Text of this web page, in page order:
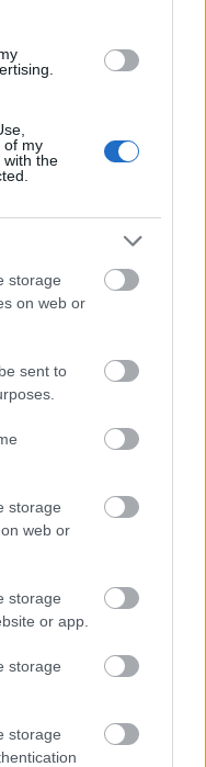
of my
with the
storage
on web or
sent to
storage
web or
storage
or app.
storage
storage
multa pudra,
un aspect uscat
te va face
cremei cu SPF, si
se va albi si vei
ai dori pentru ziua
Tot pentru a nu
sa stai departe de
neutre, pentru ca
asa ca acorda-le
un produs de
te ca le dai
apa.Sigur vei
sa o faci fara
la apa. In
risca sa iti curga